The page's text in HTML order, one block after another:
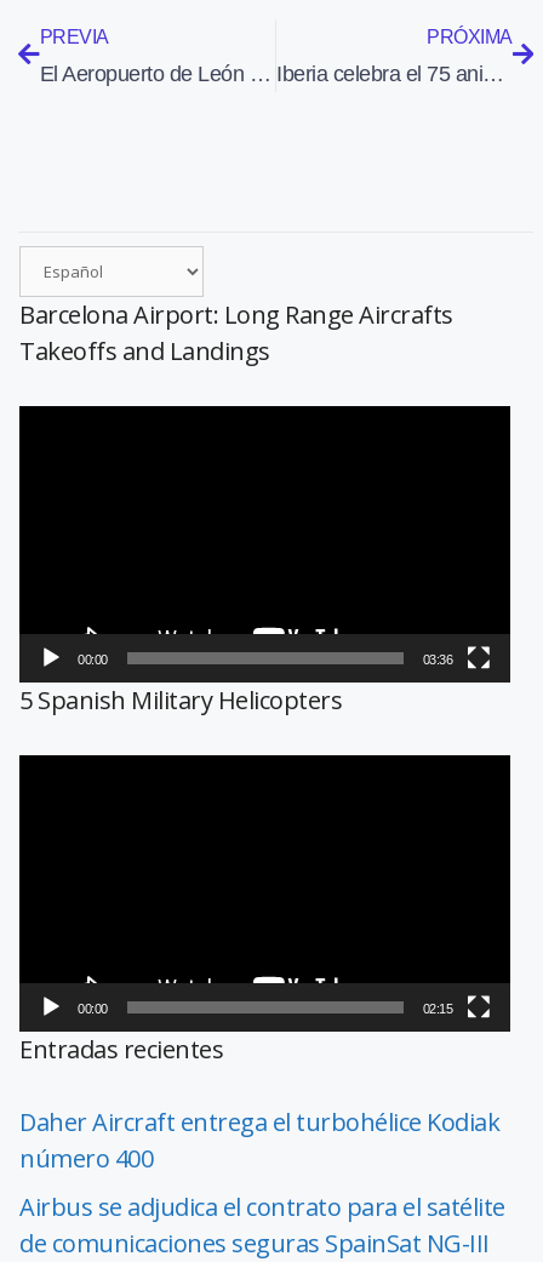
PREVIA
El Aeropuerto de León celebra sus 25 años de funcionamiento
PRÓXIMA
Iberia celebra el 75 aniversario de su primer vuelo a París
Barcelona Airport: Long Range Aircrafts
Takeoffs and Landings
00:00 03:36
5 Spanish Military Helicopters
00:00 02:15
Entradas recientes
Daher Aircraft entrega el turbohélice Kodiak
número 400
Airbus se adjudica el contrato para el satélite
de comunicaciones seguras SpainSat NG-III